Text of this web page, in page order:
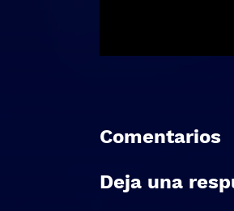
Comentarios
Deja una